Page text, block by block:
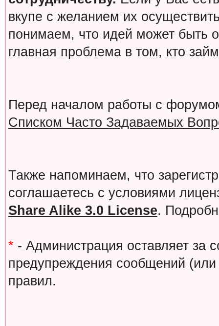
вкупе с желанием их
понимаем, что идей может быть
главная проблема в том, кто
Перед началом работы с
Списком Часто Задаваемых
Также напоминаем, что
соглашаетесь с условиями
Share Alike 3.0 License.
* - Администрация оставляет за
предупреждения сообщений
правил.